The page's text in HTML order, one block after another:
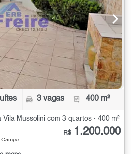
3 vagas 400 m²
Vila Mussolini com 3 quartos - 400 m²
Campo
R$ 1.200.000